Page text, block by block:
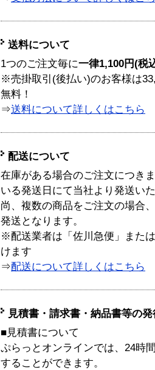
送料について
1つのご注文毎に一律1,100円(税
※売掛取引(後払い)のお客様は
無料！
⇒送料について詳しくはこちら
配送について
在庫がある場合のご注文につき
いる発送日にて当社より発送い
尚、複数の商品をご注文の場合
発送となります。
※配送業者は「佐川急便」また
けます
⇒配送について詳しくはこちら
見積書・請求書・納品書等の
■見積書について
ぷらっとオンラインでは、24時
することができます。